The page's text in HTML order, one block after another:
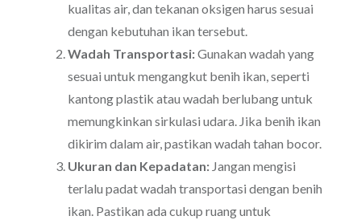
kualitas air, dan tekanan oksigen harus sesuai
dengan kebutuhan ikan tersebut.
Wadah Transportasi:Gunakan wadah yang
sesuai untuk mengangkut benih ikan, seperti
kantong plastik atau wadah berlubang untuk
memungkinkan sirkulasi udara. Jika benih ikan
dikirim dalam air, pastikan wadah tahan bocor.
Ukuran dan Kepadatan:Jangan mengisi
terlalu padat wadah transportasi dengan benih
ikan. Pastikan ada cukup ruang untuk